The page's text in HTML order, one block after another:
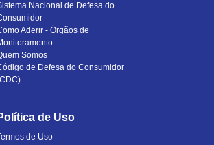
Nacional de Defesa do
Aderir - Órgãos de
Somos
de Defesa do Consumidor
de Uso
de Uso